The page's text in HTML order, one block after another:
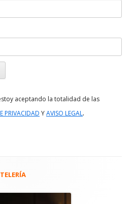
aceptando la totalidad de las
PRIVACIDAD YAVISO LEGAL.